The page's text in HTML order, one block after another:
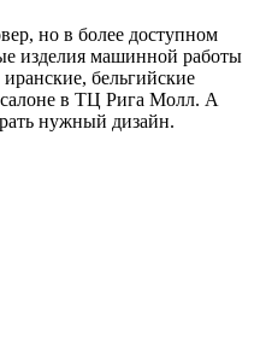
но в более доступном
изделия машинной работы
бельгийские
в ТЦ Рига Молл. А
нужный дизайн.